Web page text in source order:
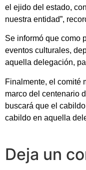
el ejido del estado,
nuestra entidad”,
Se informó que como
eventos culturales,
aquella delegación,
Finalmente, el comité
marco del centenario
buscará que el
cabildo en aquella
Deja un